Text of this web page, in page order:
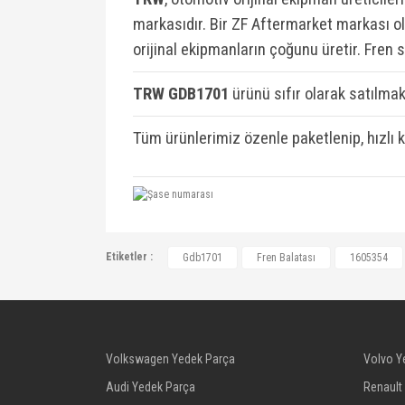
markasıdır. Bir ZF Aftermarket markası
orijinal ekipmanların çoğunu üretir. Fren
TRW GDB1701 ürünü sıfır olarak
Tüm ürünlerimiz özenle paketlenip,
77363958, 77363992, 77364281,
77365716, 77365810, 77365865,
95515027, 95518219, 6001073136,
Etiketler : Gdb1701 Fren Balatası 1605354
Volkswagen Yedek Parça
Audi Yedek Parça
Volvo